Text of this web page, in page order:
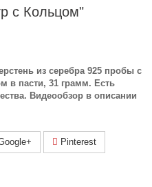
с Кольцом"
из серебра 925 пробы с
в пасти, 31 грамм. Есть
Видеообзор в описании
Pinterest